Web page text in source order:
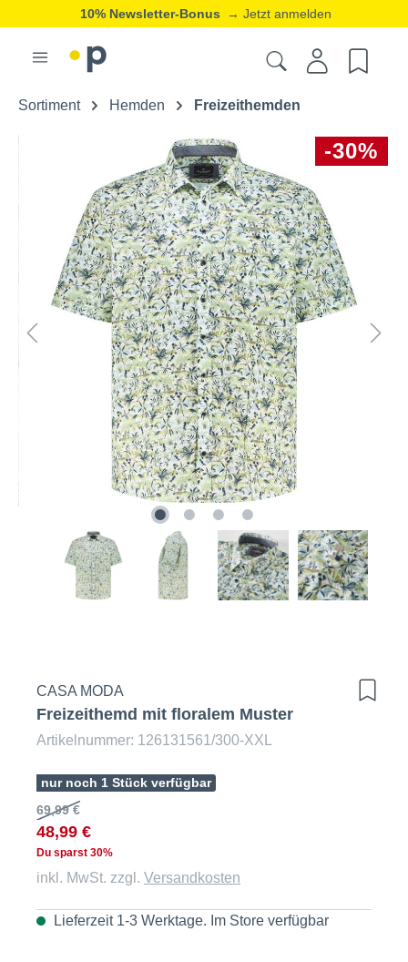
10% Newsletter-Bonus → Jetzt anmelden
Sortiment Hemden Freizeithemden
-30%
CASA MODA
Freizeithemd mit floralem Muster
Artikelnummer: 126131561/300-XXL
nur noch 1 Stück verfügbar
69,99 €
48,99 €
Du sparst 30%
inkl. MwSt. zzgl. Versandkosten
Lieferzeit 1-3 Werktage. Im Store verfügbar